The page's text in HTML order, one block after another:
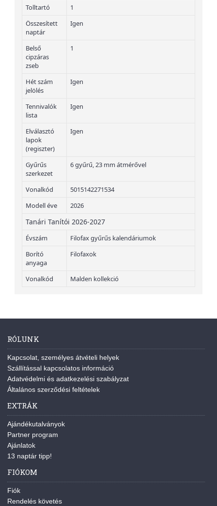
Tolltartó
1
Összesített
naptár
Igen
Belső
cipzáras
zseb
1
Hét szám
jelölés
Igen
Tennivalók
lista
Igen
Elválasztó
lapok
(regiszter)
Igen
Gyűrűs
szerkezet
6 gyűrű, 23 mm átmérővel
Vonalkód
5015142271534
Modell éve
2026
Tanári Tanítói 2026-2027
Évszám
Filofax gyűrűs kalendáriumok
Borító
anyaga
Filofaxok
Vonalkód Malden kollekció
RÓLUNK
Kapcsolat, személyes átvételi helyek
Szállítással kapcsolatos információ
Adatvédelmi és adatkezelési szabályzat
Általános szerződési feltételek
EXTRÁK
Ajándékutalványok
Partner program
Ajánlatok
13 naptár tipp!
FIÓKOM
Fiók
Rendelés követés